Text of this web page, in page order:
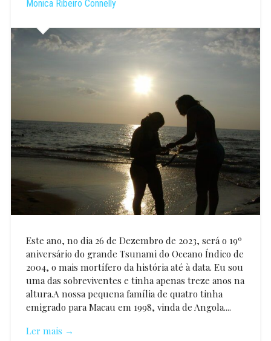
Monica Ribeiro Connelly
Este ano, no dia 26 de Dezembro de 2023, será o 19º
aniversário do grande Tsunami do Oceano Índico de
2004, o mais mortífero da história até à data. Eu sou
uma das sobreviventes e tinha apenas treze anos na
altura.A nossa pequena família de quatro tinha
emigrado para Macau em 1998, vinda de Angola....
Ler mais →